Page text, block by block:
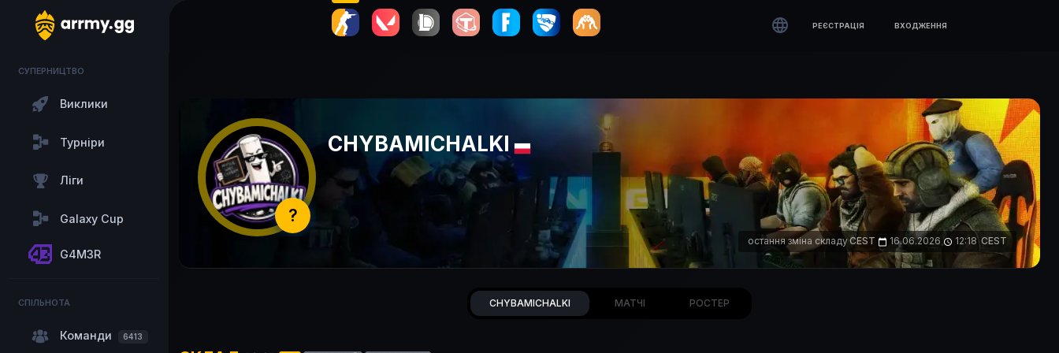
 РЕЄСТРАЦІЯ ВХОДЖЕННЯ
СУПЕРНИЦТВО
Виклики
Турніри
Ліги
Galaxy Cup
G4M3R
СПІЛЬНОТА
Команди 6413
?
CHYBAMICHALKI
остання зміна складуCEST calendar_today 16.06.2026 access_time 12:18 CEST
CHYBAMICHALKI МАТЧІ РОСТЕР